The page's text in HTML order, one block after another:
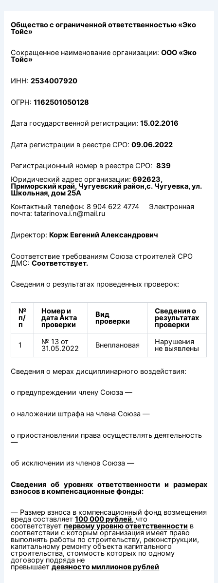
Общество с ограниченной ответственностью «Эко
Тойс»
Сокращенное наименование организации:ООО «Эко
Тойс»
ИНН:2534007920
ОГРН:1162501050128
Дата государственной регистрации:15.02.2016
Дата регистрации в реестре СРО:09.06.2022
Регистрационный номер в реестре СРО:839
Юридический адрес организации: 692623,
Приморский край, Чугуевский район,с. Чугуевка, ул.
Школьная, дом 25А
Контактный телефон: 8 904 622 4774 Электронная
почта: tatarinova.i.n@mail.ru
Директор: Корж Евгений Александрович
Соответствие требованиям Союза строителей СРО
ДМС:Соответствует.
Сведения о результатах проведенных проверок:
№
п/
п
Номер и
дата Акта
проверки
Вид
проверки
Сведения о
результатах
проверки
1 № 13 от
31.05.2022 Внеплановая Нарушения
не выявлены
Сведения о мерах дисциплинарного воздействия:
о предупреждении члену Союза —
о наложении штрафа на члена Союза —
о приостановлении права осуществлять деятельность
—
об исключении из членов Союза —
Сведения об уровнях ответственности и размерах
взносов в компенсационные фонды:
— Размер взноса в компенсационный фонд возмещения
вреда составляет100 000 рублей, что
соответствуетпервому уровню ответственности в
соответствии с которым организация имеет право
выполнять работы по строительству, реконструкции,
капитальному ремонту объекта капитального
строительства, стоимость которых по одному
договору подряда не
превышаетдевяносто миллионов рублей